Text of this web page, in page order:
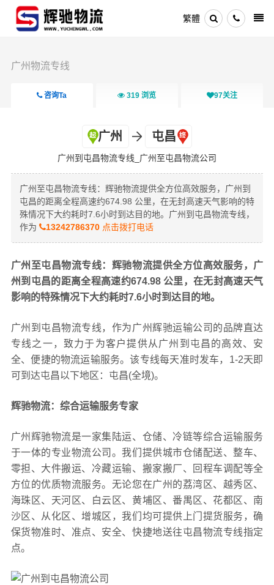
繁體
广州物流专线
咨询Ta 319 浏览 97关注
广州 屯昌
广州到屯昌物流专线_广州至屯昌物流公司
广州至屯昌物流专线：辉驰物流提供全方位高效服务，广州到
屯昌的距离全程高速约674.98 公里，在无封高速天气影响的特
殊情况下大约耗时7.6小时到达目的地。广州到屯昌物流专线，
作为
13242786370点击拨打电话
广州至屯昌物流专线：辉驰物流提供全方位高效服务，广
州到屯昌的距离全程高速约674.98 公里，在无封高速天气
影响的特殊情况下大约耗时7.6小时到达目的地。
广州到屯昌物流专线，作为广州辉驰运输公司的品牌直达
专线之一，致力于为客户提供从广州到屯昌的高效、安
全、便捷的物流运输服务。该专线每天准时发车，1-2天即
可到达屯昌以下地区：屯昌(全境)。
辉驰物流：综合运输服务专家
广州辉驰物流是一家集陆运、仓储、冷链等综合运输服务
于一体的专业物流公司。我们提供城市仓储配送、整车、
零担、大件搬运、冷藏运输、搬家搬厂、回程车调配等全
方位的优质物流服务。无论您在广州的荔湾区、越秀区、
海珠区、天河区、白云区、黄埔区、番禺区、花都区、南
沙区、从化区、增城区，我们均可提供上门提货服务，确
保货物准时、准点、安全、快捷地送往屯昌物流专线指定
点。